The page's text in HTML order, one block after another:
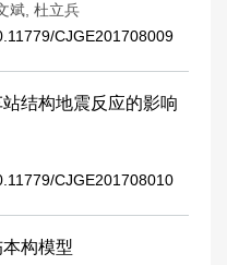
斌 杜立兵
CJGE201708009
结构地震反应的影响
CJGE201708010
构模型